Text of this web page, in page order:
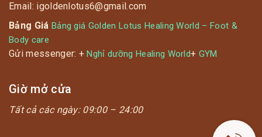
Email: igoldenlotus6@gmail.com
Bảng Giá Bảng giá Golden Lotus Healing World – Foot &
Body care
Gửi messenger: +Nghỉ dưỡng Healing World+ GYM
Giờ mở cửa
Tất cả các ngày: 09:00 – 24:00